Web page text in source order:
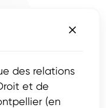
des relations
et de
(en